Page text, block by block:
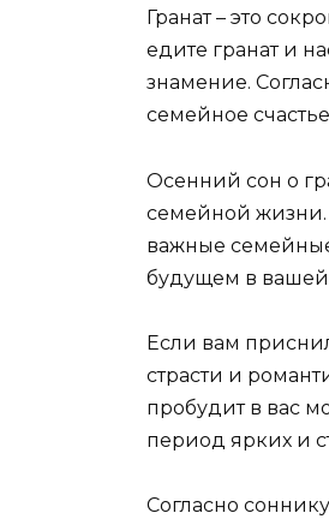
Гранат – это
едите гранат и
знамение.
семейное
Осенний сон о
семейной
важные семейные
будущем в вашей
Если вам
страсти и
пробудит в вас
период ярких и
Согласно